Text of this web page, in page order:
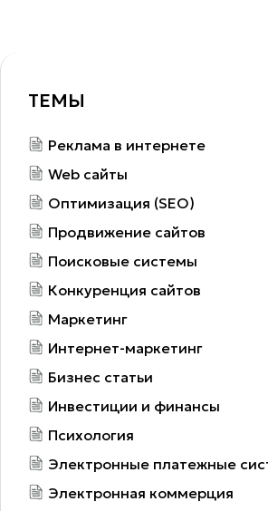
ТЕМЫ
Реклама в интернете
Web сайты
Оптимизация (SEO)
Продвижение сайтов
Поисковые системы
Конкуренция сайтов
Маркетинг
Интернет-маркетинг
Бизнес статьи
Инвестиции и финансы
Психология
Электронные платежные
Электронная коммерция